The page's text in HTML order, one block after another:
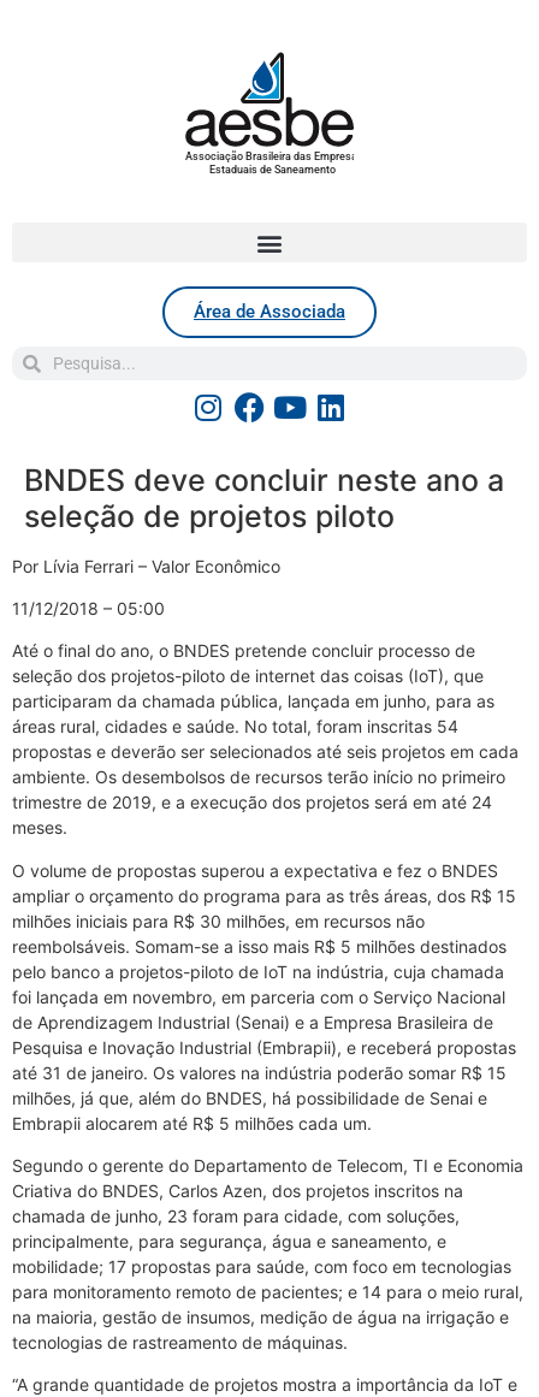
Associação Brasileira das Empresas
Estaduais de Saneamento
Área de Associada
BNDES deve concluir neste ano a
seleção de projetos piloto
Por Lívia Ferrari – Valor Econômico
11/12/2018 – 05:00
Até o final do ano, o BNDES pretende concluir processo de
seleção dos projetos-piloto de internet das coisas (IoT), que
participaram da chamada pública, lançada em junho, para as
áreas rural, cidades e saúde. No total, foram inscritas 54
propostas e deverão ser selecionados até seis projetos em cada
ambiente. Os desembolsos de recursos terão início no primeiro
trimestre de 2019, e a execução dos projetos será em até 24
meses.
O volume de propostas superou a expectativa e fez o BNDES
ampliar o orçamento do programa para as três áreas, dos R$ 15
milhões iniciais para R$ 30 milhões, em recursos não
reembolsáveis. Somam-se a isso mais R$ 5 milhões destinados
pelo banco a projetos-piloto de IoT na indústria, cuja chamada
foi lançada em novembro, em parceria com o Serviço Nacional
de Aprendizagem Industrial (Senai) e a Empresa Brasileira de
Pesquisa e Inovação Industrial (Embrapii), e receberá propostas
até 31 de janeiro. Os valores na indústria poderão somar R$ 15
milhões, já que, além do BNDES, há possibilidade de Senai e
Embrapii alocarem até R$ 5 milhões cada um.
Segundo o gerente do Departamento de Telecom, TI e Economia
Criativa do BNDES, Carlos Azen, dos projetos inscritos na
chamada de junho, 23 foram para cidade, com soluções,
principalmente, para segurança, água e saneamento, e
mobilidade; 17 propostas para saúde, com foco em tecnologias
para monitoramento remoto de pacientes; e 14 para o meio rural,
na maioria, gestão de insumos, medição de água na irrigação e
tecnologias de rastreamento de máquinas.
“A grande quantidade de projetos mostra a importância da IoT e